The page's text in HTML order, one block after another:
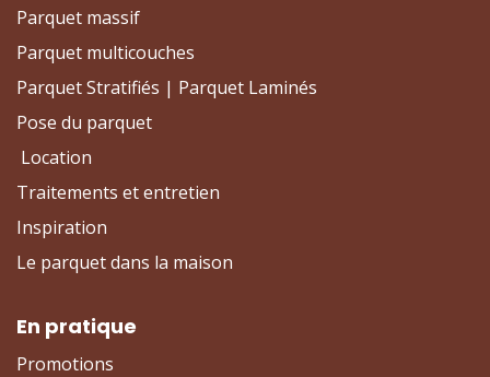
Parquet massif
Parquet multicouches
Parquet Stratifiés | Parquet Laminés
Pose du parquet
Location
Traitements et entretien
Inspiration
Le parquet dans la maison
En pratique
Promotions